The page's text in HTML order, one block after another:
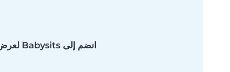
انضم إلى Babysits لعرض الملف الشخصي الكامل.